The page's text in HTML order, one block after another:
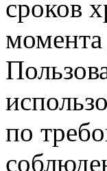
сроков
момента
по